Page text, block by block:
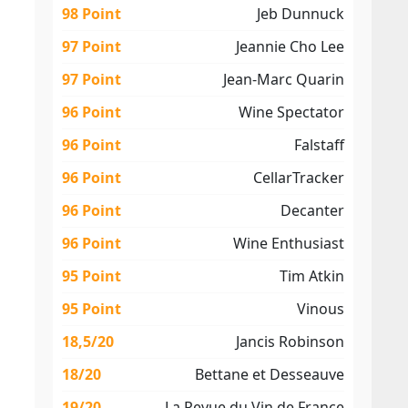
98 Point
Jeb Dunnuck
97 Point
Jeannie Cho Lee
97 Point
Jean-Marc Quarin
96 Point
Wine Spectator
96 Point
Falstaff
96 Point
CellarTracker
96 Point
Decanter
96 Point
Wine Enthusiast
95 Point
Tim Atkin
95 Point
Vinous
18,5/20
Jancis Robinson
18/20
Bettane et Desseauve